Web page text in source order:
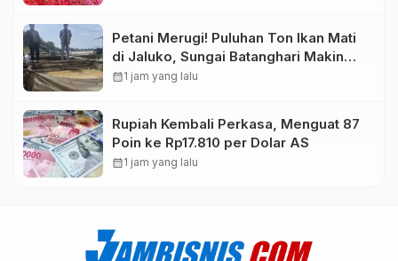
Petani Merugi! Puluhan Ton Ikan Mati
di Jaluko, Sungai Batanghari Makin
Sekarat
calendar_month1 jam yang lalu
Rupiah Kembali Perkasa, Menguat 87
Poin ke Rp17.810 per Dolar AS
calendar_month1 jam yang lalu